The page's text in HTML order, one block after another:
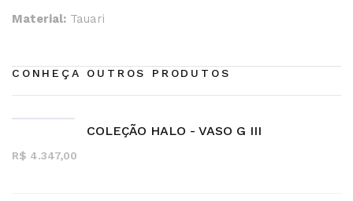
CONHEÇA OUTROS PRODUTOS
COLEÇÃO HALO - VASO G III
R$ 4.347,00
Material: Tauari